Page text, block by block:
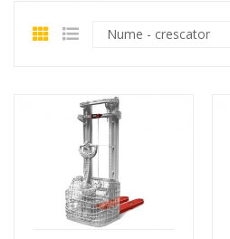
Nume - crescator